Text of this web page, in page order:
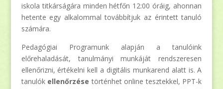
iskola titkárságára minden hétfőn 12:00 óráig, ahonnan
hetente egy alkalommal továbbítjuk az érintett tanuló
számára.
Pedagógiai Programunk alapján a tanulóink
előrehaladását, tanulmányi munkáját rendszeresen
ellenőrizni, értékelni kell a digitális munkarend alatt is. A
tanulók ellenőrzése történhet online tesztekkel, PPT-k